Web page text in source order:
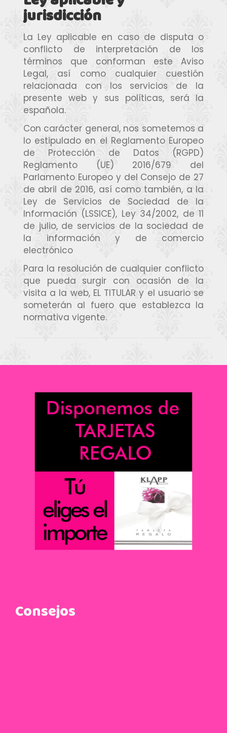
jurisdicción
La Ley aplicable en caso de disputa o
conflicto de interpretación de los
términos que conforman este Aviso
Legal, así como cualquier cuestión
relacionada con los servicios de la
presente web y sus políticas, será la
española.
Con carácter general, nos sometemos a
lo estipulado en el Reglamento Europeo
de Protección de Datos (RGPD)
Reglamento (UE) 2016/679 del
Parlamento Europeo y del Consejo de 27
de abril de 2016, así como también, a la
Ley de Servicios de Sociedad de la
Información (LSSICE), Ley 34/2002, de 11
de julio, de servicios de la sociedad de
la información y de comercio
electrónico
Para la resolución de cualquier conflicto
que pueda surgir con ocasión de la
visita a la web, EL TITULAR y el usuario se
someterán al fuero que establezca la
normativa vigente.
Consejos